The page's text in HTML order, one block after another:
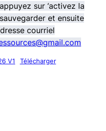
sur ‘activez la
et ensuite
courriel
V1 Télécharger